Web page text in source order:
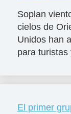
Soplan
cielos de
Unidos han
para turistas
El primer